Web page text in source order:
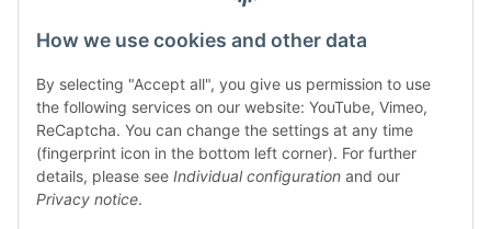
How we use cookies and other data
By selecting "Accept all", you give us permission to use
the following services on our website: YouTube, Vimeo,
ReCaptcha. You can change the settings at any time
(fingerprint icon in the bottom left corner). For further
details, please see Individual configuration and our
Privacy notice.
Durch Echtzeitmonitoring lassen sich Ressourcen
Prozessparameter gezielt steuern
Kostenersparnis
Nachhaltiger und wirtschaftlicher Betrieb
Mehr erfahren